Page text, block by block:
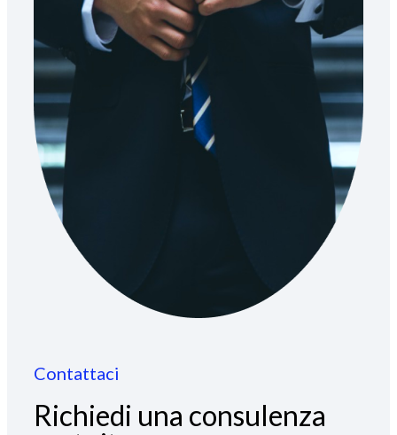
Contattaci
Richiedi una consulenza